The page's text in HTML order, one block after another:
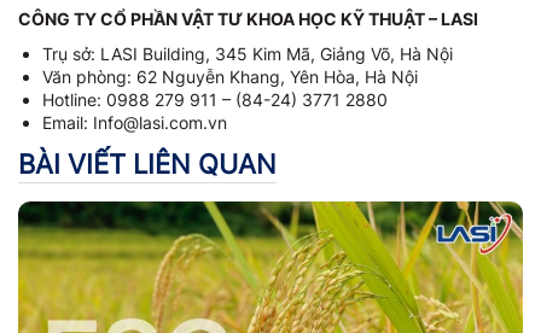
CÔNG TY CỔ PHẦN VẬT TƯ KHOA HỌC KỸ THUẬT – LASI
Trụ sở: LASI Building, 345 Kim Mã, Giảng Võ, Hà Nội
Văn phòng: 62 Nguyễn Khang, Yên Hòa, Hà Nội
Hotline: 0988 279 911 – (84-24) 3771 2880
Email: Info@lasi.com.vn
BÀI VIẾT LIÊN QUAN